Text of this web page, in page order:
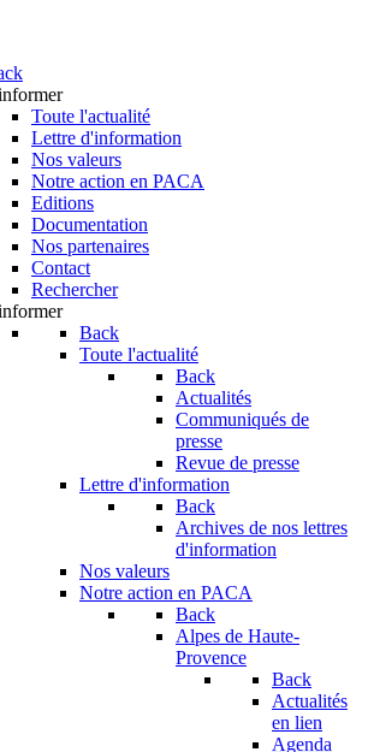
Toute l'actualité
Lettre d'information
Nos valeurs
Notre action en PACA
Editions
Documentation
Nos partenaires
Contact
Rechercher
Back
Toute l'actualité
Back
Actualités
Communiqués de
presse
Revue de presse
Lettre d'information
Back
Archives de nos lettres
d'information
Nos valeurs
Notre action en PACA
Back
Alpes de Haute-
Provence
Back
Actualités
en lien
Agenda